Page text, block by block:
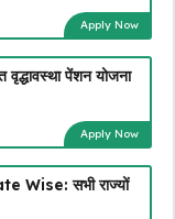
Apply Now
पेंशन योजना
Apply Now
सभी राज्यों